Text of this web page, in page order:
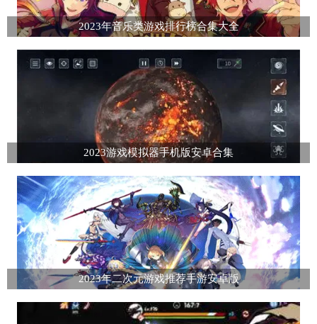
2023年音乐类游戏排行榜合集大全
2023游戏模拟器手机版安卓合集
2023年二次元游戏推荐手游安卓版